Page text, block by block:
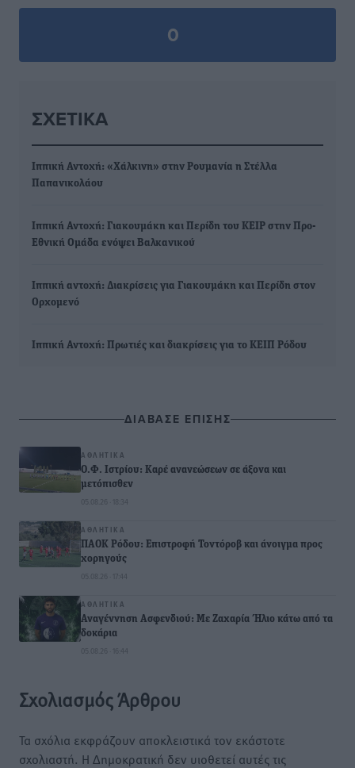
0
ΣΧΕΤΙΚΆ
Ιππική Αντοχή: «Χάλκινη» στην Ρουμανία η Στέλλα
Παπανικολάου
Ιππική Αντοχή: Γιακουμάκη και Περίδη του ΚΕΙΡ στην Προ-
Εθνική Ομάδα ενόψει Βαλκανικού
Ιππική αντοχή: Διακρίσεις για Γιακουμάκη και Περίδη στον
Ορχομενό
Ιππική Αντοχή: Πρωτιές και διακρίσεις για το ΚΕΙΠ Ρόδου
ΔΙΑΒΑΣΕ ΕΠΙΣΗΣ
ΑΘΛΗΤΙΚΆ
Ο.Φ. Ιστρίου: Καρέ ανανεώσεων σε άξονα και
μετόπισθεν
05.08.26 · 18:34
ΑΘΛΗΤΙΚΆ
ΠΑΟΚ Ρόδου: Επιστροφή Τοντόροβ και άνοιγμα προς
χορηγούς
05.08.26 · 17:44
ΑΘΛΗΤΙΚΆ
Αναγέννηση Ασφενδιού: Με Ζαχαρία Ήλιο κάτω από τα
δοκάρια
05.08.26 · 16:44
Σχολιασμός Άρθρου
Τα σχόλια εκφράζουν αποκλειστικά τον εκάστοτε
σχολιαστή. Η Δημοκρατική δεν υιοθετεί αυτές τις